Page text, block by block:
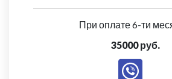
При оплате 6-ти
35000 руб.